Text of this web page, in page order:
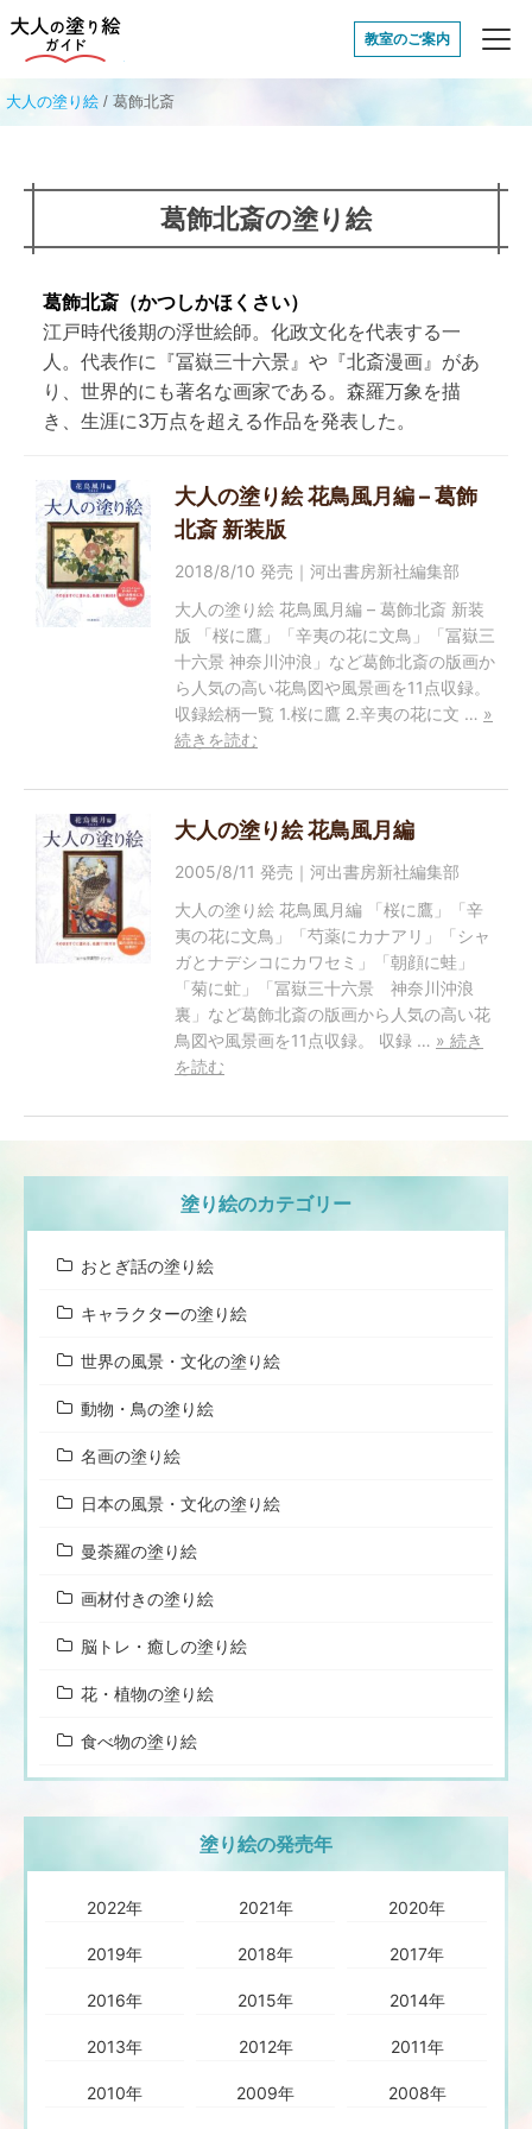
大人の塗り絵ガイド
教室のご案内
大人の塗り絵 / 葛飾北斎
葛飾北斎の塗り絵
葛飾北斎（かつしかほくさい）
江戸時代後期の浮世絵師。化政文化を代表する一
人。代表作に『冨嶽三十六景』や『北斎漫画』があ
り、世界的にも著名な画家である。森羅万象を描
き、生涯に3万点を超える作品を発表した。
大人の塗り絵 花鳥風月編 – 葛飾
北斎 新装版
2018/8/10 発売｜河出書房新社編集部
大人の塗り絵 花鳥風月編 – 葛飾北斎 新装
版 「桜に鷹」「辛夷の花に文鳥」「冨嶽三
十六景 神奈川沖浪」など葛飾北斎の版画か
ら人気の高い花鳥図や風景画を11点収録。
収録絵柄一覧 1.桜に鷹 2.辛夷の花に文 … »
続きを読む
大人の塗り絵 花鳥風月編
2005/8/11 発売｜河出書房新社編集部
大人の塗り絵 花鳥風月編 「桜に鷹」「辛
夷の花に文鳥」「芍薬にカナアリ」「シャ
ガとナデシコにカワセミ」「朝顔に蛙」
「菊に虻」「冨嶽三十六景 神奈川沖浪
裏」など葛飾北斎の版画から人気の高い花
鳥図や風景画を11点収録。 収録 … » 続き
を読む
塗り絵のカテゴリー
おとぎ話の塗り絵
キャラクターの塗り絵
世界の風景・文化の塗り絵
動物・鳥の塗り絵
名画の塗り絵
日本の風景・文化の塗り絵
曼荼羅の塗り絵
画材付きの塗り絵
脳トレ・癒しの塗り絵
花・植物の塗り絵
食べ物の塗り絵
塗り絵の発売年
2022年 2021年 2020年
2019年 2018年 2017年
2016年 2015年 2014年
2013年 2012年 2011年
2010年 2009年 2008年